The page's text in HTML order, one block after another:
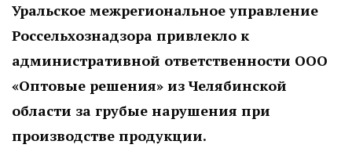
Уральское межрегиональное управление
Россельхознадзора привлекло к
административной ответственности ООО
«Оптовые решения» из Челябинской
области за грубые нарушения при
производстве продукции.